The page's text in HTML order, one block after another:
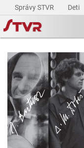
Správy STVR Deti